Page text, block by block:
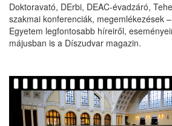
Doktoravató, DErbi, DEAC-évadzáró,
szakmai konferenciák, megemlékezések
Egyetem legfontosabb híreiről,
májusban is a Díszudvar magazin.